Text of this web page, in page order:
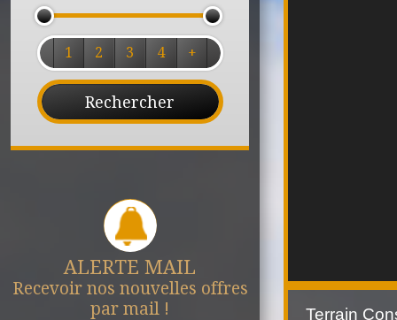
1 2 3 4 +
ALERTE MAIL
Recevoir nos nouvelles offres
par mail !